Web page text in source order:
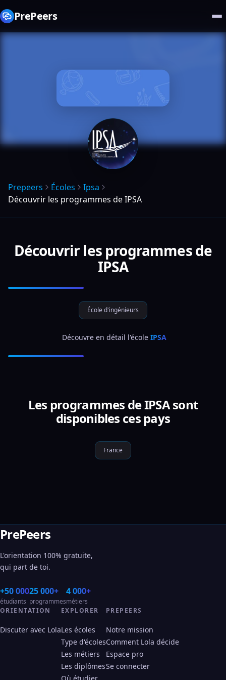
PrePeers
Prepeers Écoles
Ipsa
Découvrir les programmes de IPSA
Découvrir les programmes de
IPSA
École d'ingénieurs
Découvre en détail l'école IPSA
Les programmes de IPSA sont
disponibles ces pays
France
PrePeers
L'orientation 100% gratuite,
qui part de toi.
+50 000
étudiants
25 000+
programmes
4 000+
métiers
ORIENTATION
Discuter avec Lola
EXPLORER
Les écoles
Type d'écoles
Les métiers
Les diplômes
PREPEERS
Notre mission
Comment Lola décide
Espace pro
Se connecter